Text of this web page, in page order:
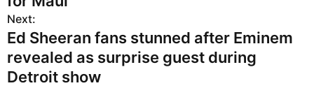
s
t
n
Next:
Ed Sheeran fans stunned after Eminem
revealed as surprise guest during
Detroit show